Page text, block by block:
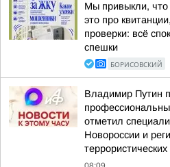
Мы привыкли,
это про
проверки: всё
спешки
БОРИСОВСКИЙ
Владимир Путин
отметил
Новороссии и
террористических